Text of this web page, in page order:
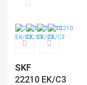
SKF
22210 EK/C3